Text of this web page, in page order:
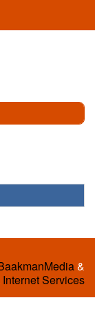
&
Services